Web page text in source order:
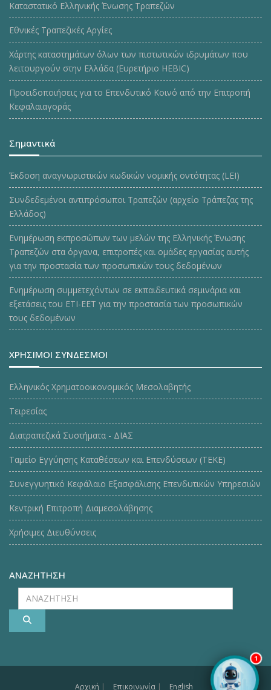
1
Καταστατικό Ελληνικής Ένωσης Τραπεζών
Εθνικές Τραπεζικές Αργίες
Χάρτης καταστημάτων όλων των πιστωτικών ιδρυμάτων που
λειτουργούν στην Ελλάδα (Ευρετήριο HEBIC)
Προειδοποιήσεις για το Επενδυτικό Κοινό από την Επιτροπή
Κεφαλαιαγοράς
Σημαντικά
Έκδοση αναγνωριστικών κωδικών νομικής οντότητας (LEI)
Συνδεδεμένοι αντιπρόσωποι Τραπεζών (αρχείο Τράπεζας της
Ελλάδος)
Ενημέρωση εκπροσώπων των μελών της Ελληνικής Ένωσης
Τραπεζών στα όργανα, επιτροπές και ομάδες εργασίας αυτής
για την προστασία των προσωπικών τους δεδομένων
Ενημέρωση συμμετεχόντων σε εκπαιδευτικά σεμινάρια και
εξετάσεις του ΕΤΙ-ΕΕΤ για την προστασία των προσωπικών
τους δεδομένων
ΧΡΗΣΙΜΟΙ ΣΥΝΔΕΣΜΟΙ
Ελληνικός Χρηματοοικονομικός Μεσολαβητής
Τειρεσίας
Διατραπεζικά Συστήματα - ΔΙΑΣ
Ταμείο Εγγύησης Καταθέσεων και Επενδύσεων (ΤΕΚE)
Συνεγγυητικό Κεφάλαιο Εξασφάλισης Επενδυτικών Υπηρεσιών
Κεντρική Επιτροπή Διαμεσολάβησης
Χρήσιμες Διευθύνσεις
ΑΝΑΖΗΤΗΣΗ
ΑΝΑΖΗΤΗΣΗ
Αρχική | Επικοινωνία | English